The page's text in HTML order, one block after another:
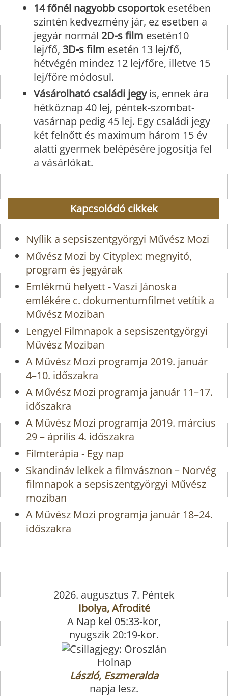
14 főnél nagyobb csoportokesetében
szintén kedvezmény jár, ez esetben a
jegyár normál 2D-s film esetén10
lej/fő, 3D-s film esetén 13 lej/fő,
hétvégén mindez 12 lej/főre, illetve 15
lej/főre módosul.
Vásárolható családi jegyis, ennek ára
hétköznap 40 lej, péntek-szombat-
vasárnap pedig 45 lej. Egy családi jegy
két felnőtt és maximum három 15 év
alatti gyermek belépésére jogosítja fel
a vásárlókat.
Kapcsolódó cikkek
Nyílik a sepsiszentgyörgyi Művész Mozi
Művész Mozi by Cityplex: megnyitó,
program és jegyárak
Emlékmű helyett - Vaszi Jánoska
emlékére c. dokumentumfilmet vetítik a
Művész Moziban
Lengyel Filmnapok a sepsiszentgyörgyi
Művész Moziban
A Művész Mozi programja 2019. január
4–10. időszakra
A Művész Mozi programja január 11–17.
időszakra
A Művész Mozi programja 2019. március
29 – április 4. időszakra
Filmterápia - Egy nap
Skandináv lelkek a filmvásznon – Norvég
filmnapok a sepsiszentgyörgyi Művész
moziban
A Művész Mozi programja január 18–24.
időszakra
2026. augusztus 7. Péntek
Ibolya, Afrodité
A Nap kel 05:33-kor,
nyugszik 20:19-kor.
Holnap
László, Eszmeralda
napja lesz.